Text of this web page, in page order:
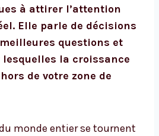
à attirer l’attention
Elle parle de décisions
questions et
la croissance
de votre zone de
monde entier se tournent